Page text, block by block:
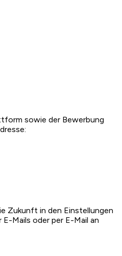
sowie der Bewerbung
Zukunft in den Einstellungen
Mails oder per E-Mail an